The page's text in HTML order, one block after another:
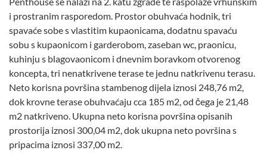
i prostranim rasporedom. Prostor obuhvaća hodnik, tri
spavaće sobe s vlastitim kupaonicama, dodatnu spavaću
sobu s kupaonicom i garderobom, zaseban wc, praonicu,
kuhinju s blagovaonicom i dnevnim boravkom otvorenog
koncepta, tri nenatkrivene terase te jednu natkrivenu terasu.
Neto korisna površina stambenog dijela iznosi 248,76 m2,
dok krovne terase obuhvaćaju cca 185 m2, od čega je 21,48
m2 natkriveno. Ukupna neto korisna površina opisanih
prostorija iznosi 300,04 m2, dok ukupna neto površina s
pripacima iznosi 337,00 m2.